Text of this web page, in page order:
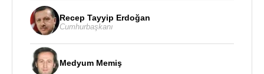
Recep Tayyip Erdoğan
Cumhurbaşkanı
Medyum Memiş